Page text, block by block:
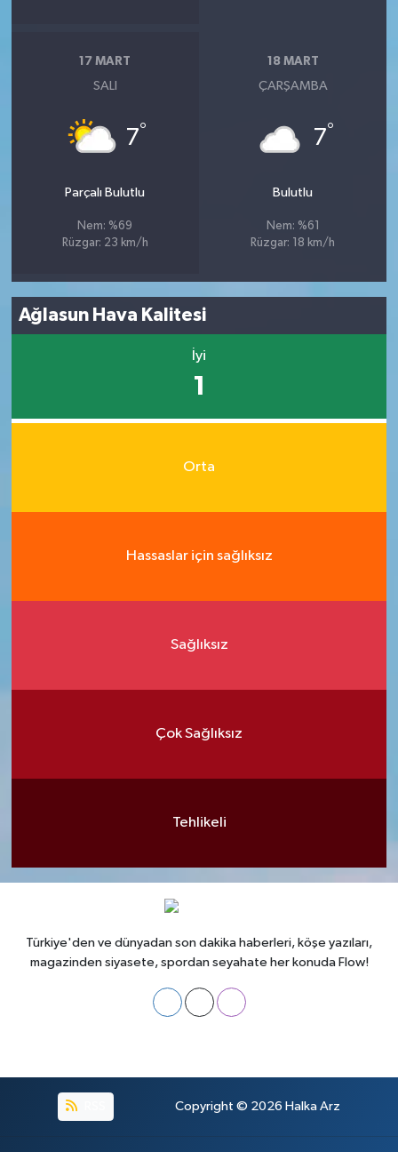
17 MART
SALI
7°
Parçalı Bulutlu
Nem: %69
Rüzgar: 23 km/h
18 MART
ÇARŞAMBA
7°
Bulutlu
Nem: %61
Rüzgar: 18 km/h
Ağlasun Hava Kalitesi
İyi
1
Orta
Hassaslar için sağlıksız
Sağlıksız
Çok Sağlıksız
Tehlikeli
Türkiye'den ve dünyadan son dakika haberleri, köşe yazıları,
magazinden siyasete, spordan seyahate her konuda Flow!
Copyright © 2026 Halka Arz